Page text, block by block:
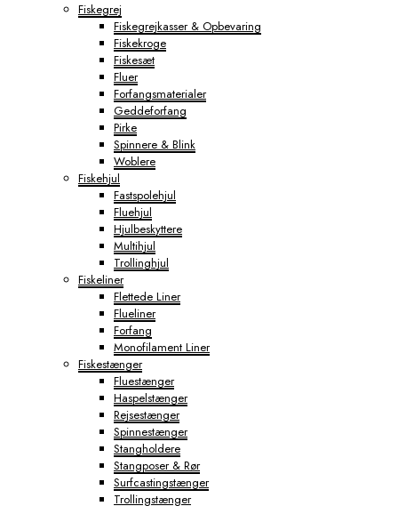
Fiskegrej
Fiskegrejkasser & Opbevaring
Fiskekroge
Fiskesæt
Fluer
Forfangsmaterialer
Geddeforfang
Pirke
Spinnere & Blink
Woblere
Fiskehjul
Fastspolehjul
Fluehjul
Hjulbeskyttere
Multihjul
Trollinghjul
Fiskeliner
Flettede Liner
Flueliner
Forfang
Monofilament Liner
Fiskestænger
Fluestænger
Haspelstænger
Rejsestænger
Spinnestænger
Stangholdere
Stangposer & Rør
Surfcastingstænger
Trollingstænger